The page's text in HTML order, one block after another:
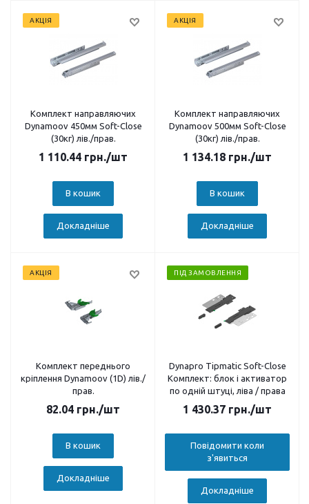
АКЦІЯ
Комплект направляючих
Dynamoov 450мм Soft-Close
(30кг) лів./прав.
1 110.44 грн./шт
В кошик
Докладніше
АКЦІЯ
Комплект направляючих
Dynamoov 500мм Soft-Close
(30кг) лів./прав.
1 134.18 грн./шт
В кошик
Докладніше
АКЦІЯ
Комплект переднього
кріплення Dynamoov (1D) лів./
прав.
82.04 грн./шт
В кошик
Докладніше
ПІД ЗАМОВЛЕННЯ
Dynapro Tipmatic Soft-Close
Комплект: блок і активатор
по одній штуці, ліва / права
1 430.37 грн./шт
Повідомити коли
з'явиться
Докладніше